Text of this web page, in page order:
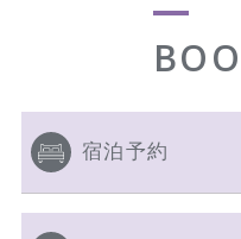
宿泊予約